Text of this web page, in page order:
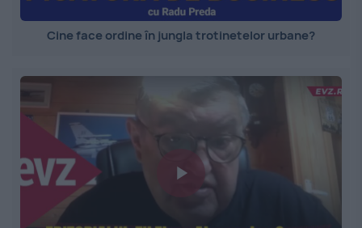
Cine face ordine în jungla trotinetelor urbane?